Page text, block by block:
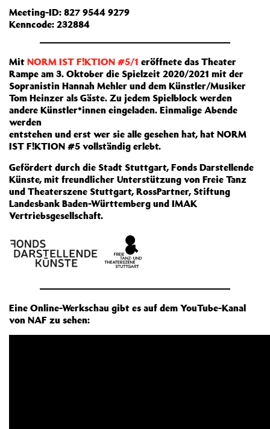
Meeting-ID: 827 9544 9279
Kenncode: 232884
Mit NORM IST F!KTION #5/1 eröffnete das Theater
Rampe am 3. Oktober die Spielzeit 2020/2021 mit der
Sopranistin Hannah Mehler und dem Künstler/Musiker
Tom Heinzer als Gäste. Zu jedem Spielblock werden
andere Künstler*innen eingeladen. Einmalige Abende
werden
entstehen und erst wer sie alle gesehen hat, hat NORM
IST F!KTION #5 vollständig erlebt.
Gefördert durch die Stadt Stuttgart, Fonds Darstellende
Künste, mit freundlicher Unterstützung von Freie Tanz
und Theaterszene Stuttgart, RossPartner, Stiftung
Landesbank Baden-Württemberg und IMAK
Vertriebsgesellschaft.
Eine Online-Werkschau gibt es auf dem YouTube-Kanal
von NAF zu sehen: